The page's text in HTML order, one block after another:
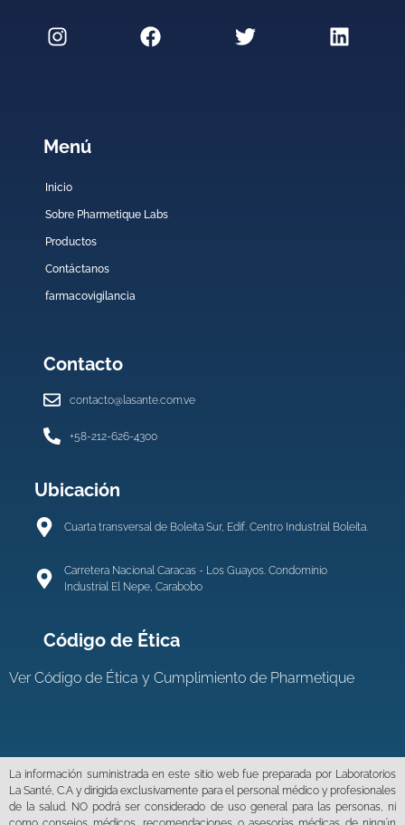
Menú
Inicio
Sobre Pharmetique Labs
Productos
Contáctanos
farmacovigilancia
Contacto
contacto@lasante.com.ve
+58-212-626-4300
Ubicación
Cuarta transversal de Boleita Sur, Edif. Centro Industrial Boleíta.
Carretera Nacional Caracas - Los Guayos. Condominio
Industrial El Nepe, Carabobo
Código de Ética
VerCódigo de Ética y Cumplimiento de Pharmetique
La información suministrada en este sitio web fue preparada por Laboratorios
La Santé, C.A y dirigida exclusivamente para el personal médico y profesionales
de la salud. NO podrá ser considerado de uso general para las personas, ni